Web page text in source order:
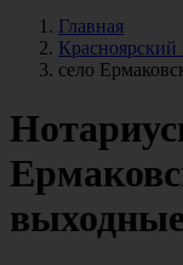
Главная
Красноярский
село
выходные